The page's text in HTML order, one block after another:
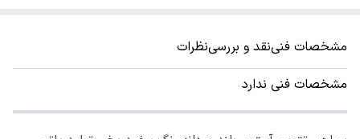
مشخصات فنینقد و بررسینظرات
مشخصات فنی ندارد